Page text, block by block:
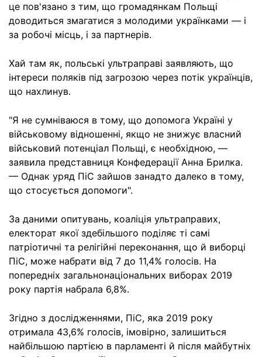
це пов'язано з тим, що громадянкам Польщі
доводиться змагатися з молодими українками — і
за робочі місць, і за партнерів.
Хай там як, польські ультраправі заявляють, що
інтереси поляків під загрозою через потік українців,
що нахлинув.
"Я не сумніваюся в тому, що допомога Україні у
військовому відношенні, якщо не знижує власний
військовий потенціал Польщі, є необхідною, —
заявила представниця Конфедерації Анна Брилка.
— Однак уряд ПіС зайшов занадто далеко в тому,
що стосується допомоги".
За даними опитувань, коаліція ультраправих,
електорат якої здебільшого поділяє ті самі
патріотичні та релігійні переконання, що й виборці
ПіС, може набрати від 7 до 11,4% голосів. На
попередніх загальнонаціональних виборах 2019
року партія набрала 6,8%.
Згідно з дослідженнями, ПіС, яка 2019 року
отримала 43,6% голосів, імовірно, залишиться
найбільшою партією в парламенті й після майбутніх